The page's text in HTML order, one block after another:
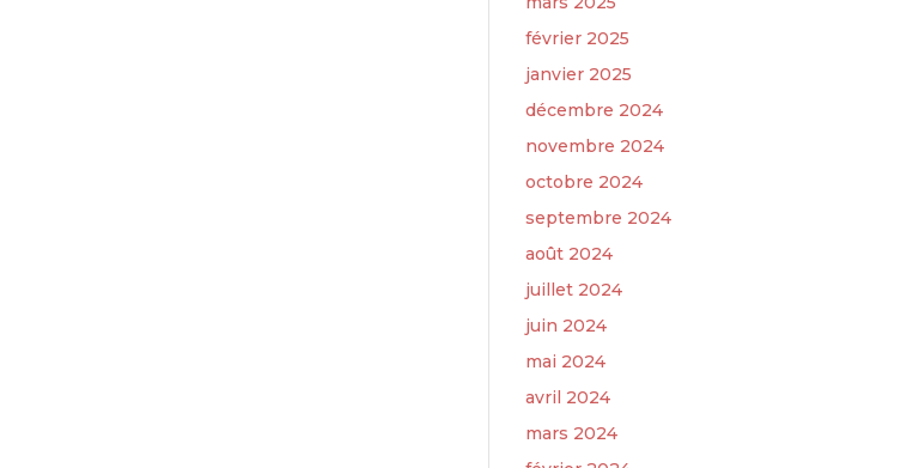
février 2025
janvier 2025
décembre 2024
novembre 2024
octobre 2024
septembre 2024
août 2024
juillet 2024
juin 2024
mai 2024
avril 2024
mars 2024